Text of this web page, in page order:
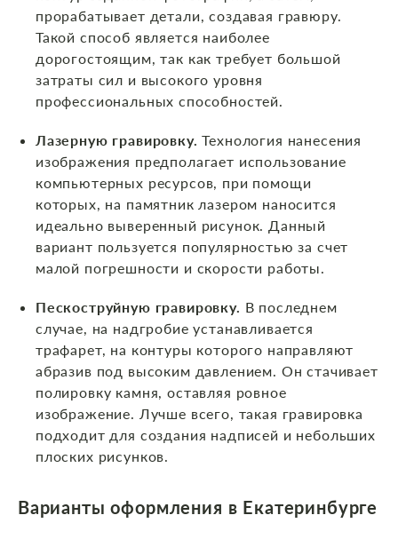
прорабатывает детали, создавая гравюру.
Такой способ является наиболее
дорогостоящим, так как требует большой
затраты сил и высокого уровня
профессиональных способностей.
Лазерную гравировку.Технология нанесения
изображения предполагает использование
компьютерных ресурсов, при помощи
которых, на памятник лазером наносится
идеально выверенный рисунок. Данный
вариант пользуется популярностью за счет
малой погрешности и скорости работы.
Пескоструйную гравировку. В последнем
случае, на надгробие устанавливается
трафарет, на контуры которого направляют
абразив под высоким давлением. Он стачивает
полировку камня, оставляя ровное
изображение. Лучше всего, такая гравировка
подходит для создания надписей и небольших
плоских рисунков.
Варианты оформления в Екатеринбурге